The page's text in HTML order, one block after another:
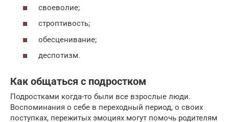
своеволие;
строптивость;
обесценивание;
деспотизм.
Как общаться с подростком
Подростками когда-то были все взрослые люди.
Воспоминания о себе в переходный период, о своих
поступках, пережитых эмоциях могут помочь родителям